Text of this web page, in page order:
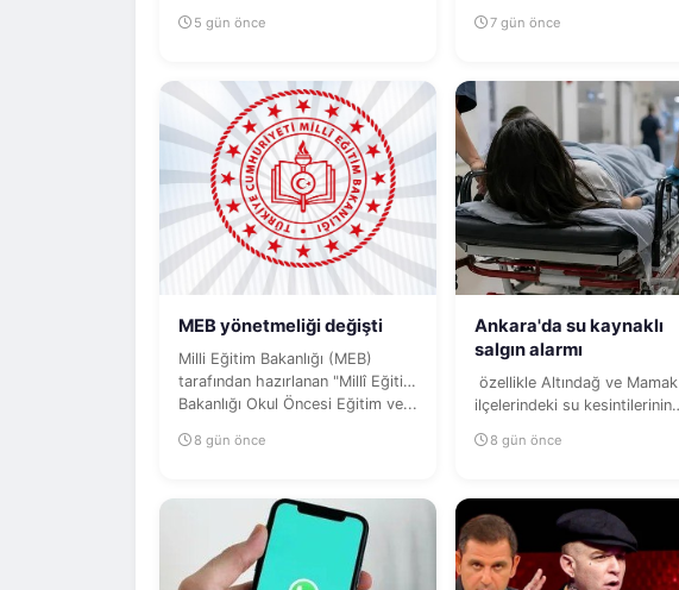
5 gün önce
bölgede...
7 gün önce
MEB yönetmeliği değişti
Milli Eğitim Bakanlığı (MEB)
tarafından hazırlanan "Millî Eğitim
Bakanlığı Okul Öncesi Eğitim ve...
8 gün önce
Ankara'da su kaynaklı
salgın alarmı
özellikle Altındağ ve Mamak
ilçelerindeki su kesintilerinin
8 gün önce